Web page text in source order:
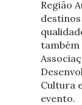
Região
também
Cultura
evento.